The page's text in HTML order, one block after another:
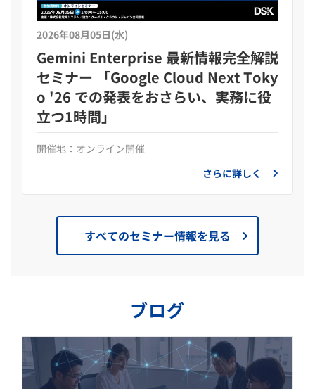
2026年08月05日(水)
Gemini Enterprise 最新情報完全解説
セミナー 「Google Cloud Next Toky
o '26 での発表をおさらい、実務に役
立つ1時間」
開催地：オンライン開催
さらに詳しく
すべてのセミナー情報を見る
ブログ